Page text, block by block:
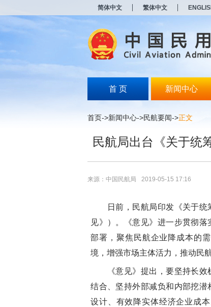
简体中文 繁体中文
首 页 新闻中心
首页->新闻中心->民航要闻->正文
民航局出台《关于统
来源：中国民航局 2019-05-15 17:16
日前，民航局印发《关于统
见》）。《意见》进一步贯彻
部署，聚焦民航企业降成本的
境，增强市场主体活力，推动民
《意见》提出，要坚持长效
结合、坚持外部减负和内部挖
设计、有效降实体经济企业成
打
无
障